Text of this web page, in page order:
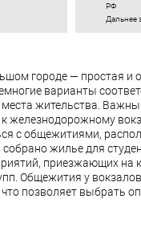
РФ
Дальнее
городе — простая и
варианты
жительства.
к железнодорожному
с общежитиями,
жилье для
приезжающих на
Общежития у
позволяет выбрать